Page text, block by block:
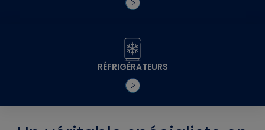
RÉFRIGÉRATEURS